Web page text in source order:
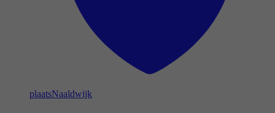
plaatsNaaldwijk